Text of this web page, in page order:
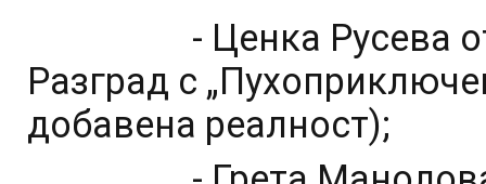
- Ценка Русева от
Разград с
добавена реалност);